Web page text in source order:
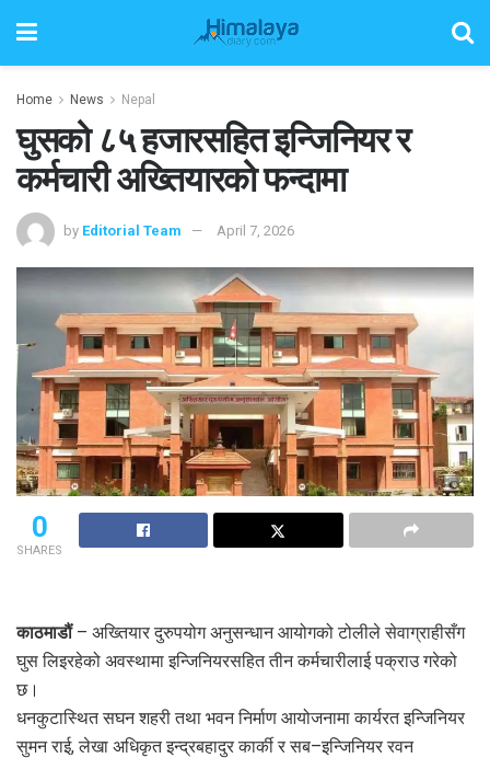
Home News Nepal
घुसको ८५ हजारसहित इन्जिनियर र
कर्मचारी अख्तियारको फन्दामा
by Editorial Team April 7, 2026
0
SHARES
काठमाडौं– अख्तियार दुरुपयोग अनुसन्धान आयोगको टोलीले सेवाग्राहीसँग
घुस लिइरहेको अवस्थामा इन्जिनियरसहित तीन कर्मचारीलाई पक्राउ गरेको
छ।
धनकुटास्थित सघन शहरी तथा भवन निर्माण आयोजनामा कार्यरत इन्जिनियर
सुमन राई, लेखा अधिकृत इन्द्रबहादुर कार्की र सब–इन्जिनियर रवन